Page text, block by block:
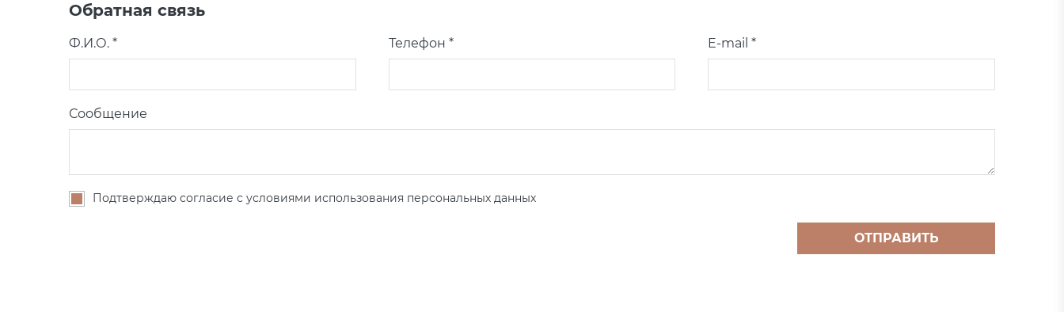
Обратная связь
Ф.И.О. * Телефон * E-mail *
Сообщение
Подтверждаю согласие с условиями использования персональных данных
ОТПРАВИТЬ